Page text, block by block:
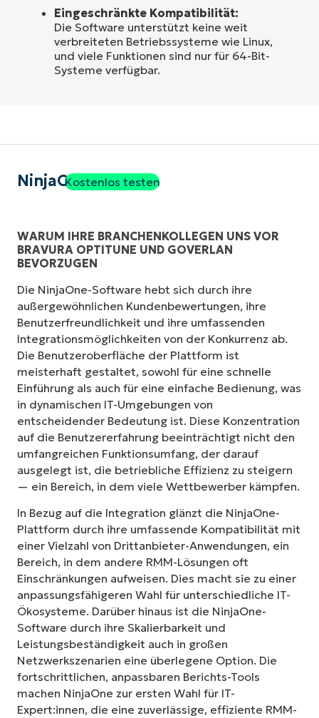
Eingeschränkte Kompatibilität:
Die Software unterstützt keine weit
verbreiteten Betriebssysteme wie Linux,
und viele Funktionen sind nur für 64-Bit-
Systeme verfügbar.
NinjaOneKostenlos testen
WARUM IHRE BRANCHENKOLLEGEN UNS VOR
BRAVURA OPTITUNE UND GOVERLAN
BEVORZUGEN
Die NinjaOne-Software hebt sich durch ihre
außergewöhnlichen Kundenbewertungen, ihre
Benutzerfreundlichkeit und ihre umfassenden
Integrationsmöglichkeiten von der Konkurrenz ab.
Die Benutzeroberfläche der Plattform ist
meisterhaft gestaltet, sowohl für eine schnelle
Einführung als auch für eine einfache Bedienung, was
in dynamischen IT-Umgebungen von
entscheidender Bedeutung ist. Diese Konzentration
auf die Benutzererfahrung beeinträchtigt nicht den
umfangreichen Funktionsumfang, der darauf
ausgelegt ist, die betriebliche Effizienz zu steigern
— ein Bereich, in dem viele Wettbewerber kämpfen.
In Bezug auf die Integration glänzt die NinjaOne-
Plattform durch ihre umfassende Kompatibilität mit
einer Vielzahl von Drittanbieter-Anwendungen, ein
Bereich, in dem andere RMM-Lösungen oft
Einschränkungen aufweisen. Dies macht sie zu einer
anpassungsfähigeren Wahl für unterschiedliche IT-
Ökosysteme. Darüber hinaus ist die NinjaOne-
Software durch ihre Skalierbarkeit und
Leistungsbeständigkeit auch in großen
Netzwerkszenarien eine überlegene Option. Die
fortschrittlichen, anpassbaren Berichts-Tools
machen NinjaOne zur ersten Wahl für IT-
Expert:innen, die eine zuverlässige, effiziente RMM-